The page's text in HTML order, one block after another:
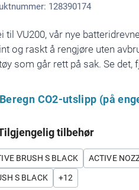
128390174
til VU200, vår nye
og raskt å rengjøre uten
som går rett på sak. Se det,
Beregn CO2-utslipp (på
tilbehør
BRUSH S BLACK ACTIVE
S BLACK +12